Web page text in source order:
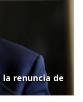
la renuncia de